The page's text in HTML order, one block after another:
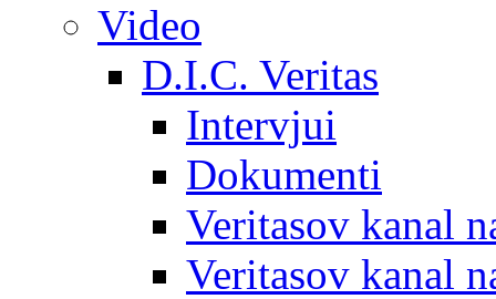
Video
D.I.C. Veritas
Intervjui
Dokumenti
Veritasov kanal
Veritasov kanal